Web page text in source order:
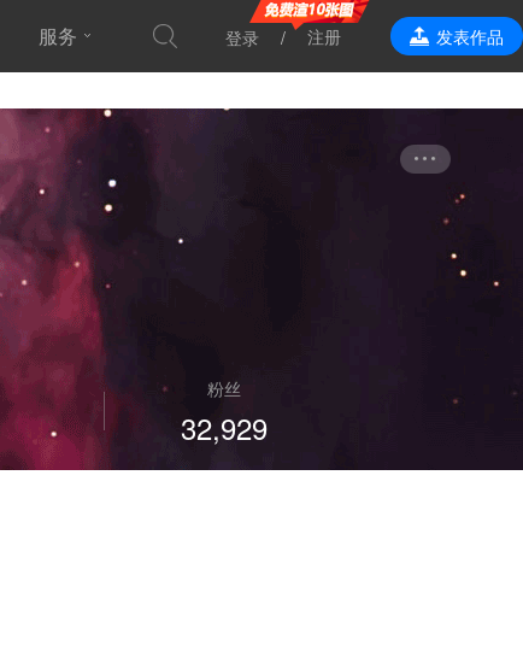
服务
效果表现
登录 注册 发表作品
粉丝
32,929